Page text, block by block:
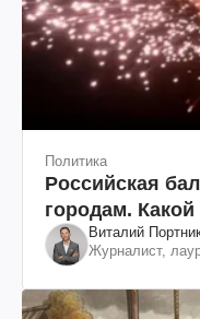
Политика
Российская
городам.
Виталий
Журналист,